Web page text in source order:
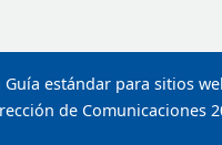
Guía estándar para sitios
de Comunicaciones